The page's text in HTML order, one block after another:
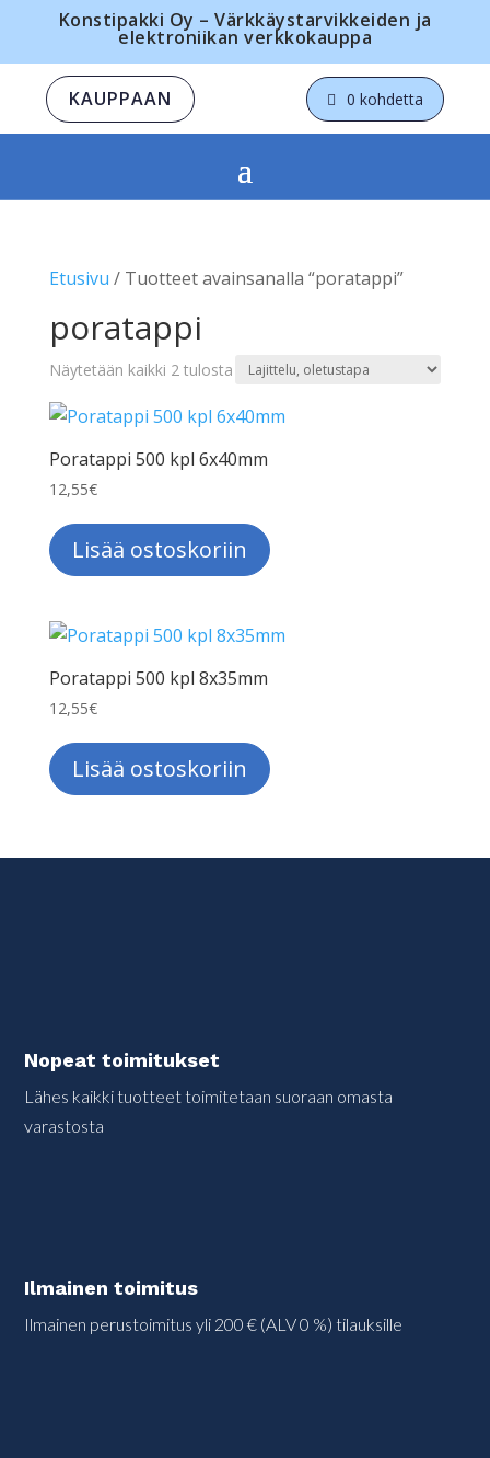
Konstipakki Oy – Värkkäystarvikkeiden ja
elektroniikan verkkokauppa
KAUPPAAN 0 kohdetta
Etusivu / Tuotteet avainsanalla “poratappi”
poratappi
Näytetään kaikki 2 tulosta
Poratappi 500 kpl 6x40mm
12,55€
Lisää ostoskoriin
Poratappi 500 kpl 8x35mm
12,55€
Lisää ostoskoriin
Nopeat toimitukset
Lähes kaikki tuotteet toimitetaan suoraan omasta
varastosta
Ilmainen toimitus
Ilmainen perustoimitus yli 200 € (ALV 0 %) tilauksille